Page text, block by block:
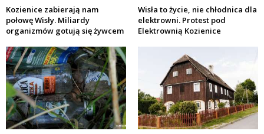
Kozienice zabierają nam
połowę Wisły. Miliardy
organizmów gotują się żywcem
Wisła to życie, nie chłodnica dla
elektrowni. Protest pod
Elektrownią Kozienice